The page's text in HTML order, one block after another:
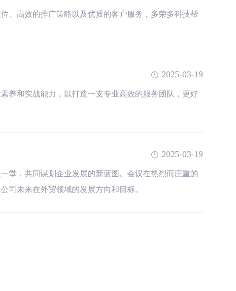
、高效的推广策略以及优质的客户服务，多荣多科技帮
2025-03-19
养和实战能力，以打造一支专业高效的服务团队，更好
2025-03-19
堂，共同谋划企业发展的新蓝图。会议在热烈而庄重的
司未来在外贸领域的发展方向和目标。